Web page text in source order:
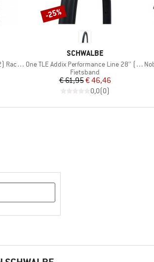
FB
MERK
SCHWALBE
Artikel
One TLE Addix Performance Line 28'' (25-622)
Productgroep
Fietsband
Prijs
€ 61,95Verlaagde prijs
€ 46,46
0,0(0)
Korting
-25%